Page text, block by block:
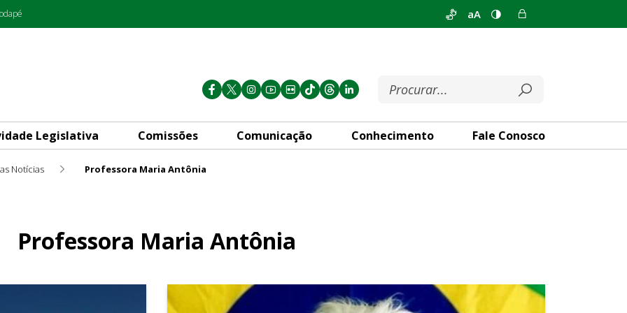
aA
Legislativa Comissões Comunicação Conhecimento Fale Conosco
Notícias Professora Maria Antônia
Professora Maria Antônia